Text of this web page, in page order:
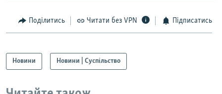
Поділитись Читати без VPN Підписатись
Новини Новини | Суспільство